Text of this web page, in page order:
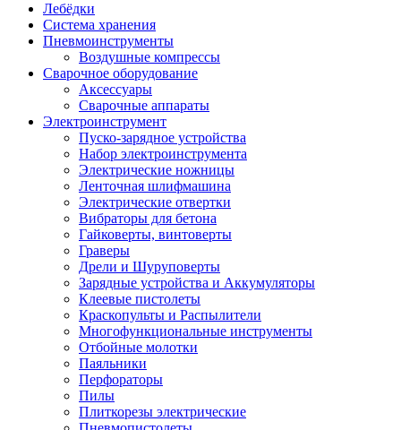
Лебёдки
Система хранения
Пневмоинструменты
Воздушные компрессы
Сварочное оборудование
Аксессуары
Сварочные аппараты
Электроинструмент
Пуско-зарядное устройства
Набор электроинструмента
Электрические ножницы
Ленточная шлифмашина
Электрические отвертки
Вибраторы для бетона
Гайковерты, винтоверты
Граверы
Дрели и Шуруповерты
Зарядные устройства и Аккумуляторы
Клеевые пистолеты
Краскопульты и Распылители
Многофункциональные инструменты
Отбойные молотки
Паяльники
Перфораторы
Пилы
Плиткорезы электрические